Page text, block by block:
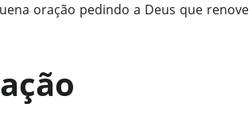
oração pedindo a Deus que